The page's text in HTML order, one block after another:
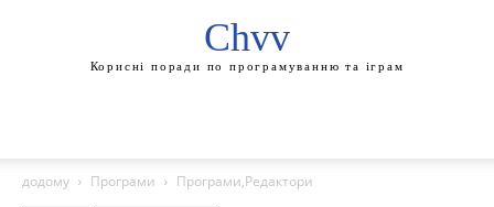
Chvv
Корисні поради по програмуванню та іграм
додому Програми Програми,Редактори